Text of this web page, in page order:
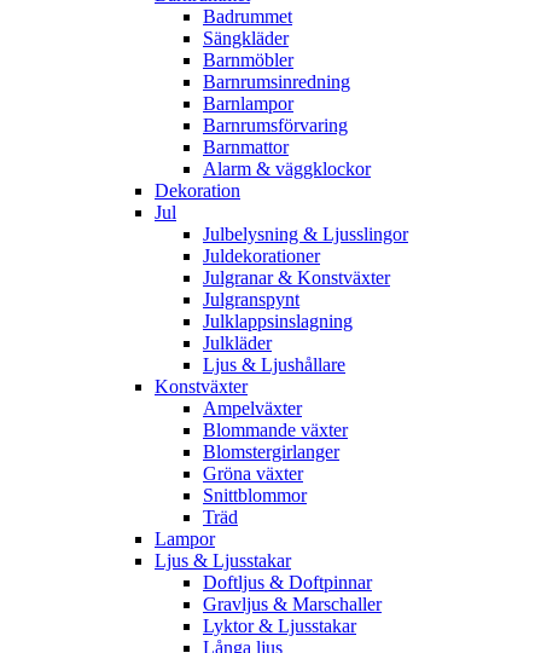
Badrummet
Sängkläder
Barnmöbler
Barnrumsinredning
Barnlampor
Barnrumsförvaring
Barnmattor
Alarm & väggklockor
Dekoration
Jul
Julbelysning & Ljusslingor
Juldekorationer
Julgranar & Konstväxter
Julgranspynt
Julklappsinslagning
Julkläder
Ljus & Ljushållare
Konstväxter
Ampelväxter
Blommande växter
Blomstergirlanger
Gröna växter
Snittblommor
Träd
Lampor
Ljus & Ljusstakar
Doftljus & Doftpinnar
Gravljus & Marschaller
Lyktor & Ljusstakar
Långa ljus